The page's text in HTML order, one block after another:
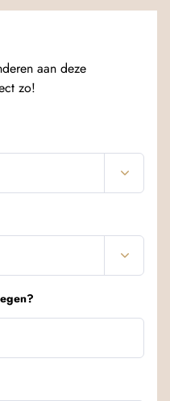
aan deze
zo!